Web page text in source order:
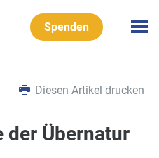
Spenden
Diesen Artikel drucken
der Übernatur